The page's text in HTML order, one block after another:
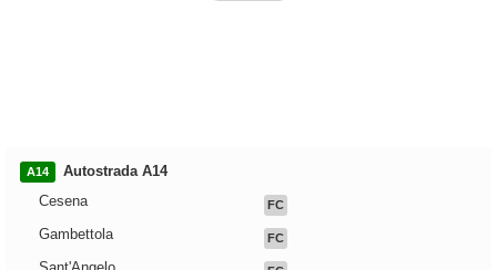
A14
Autostrada A14
Cesena
FC
Gambettola FC